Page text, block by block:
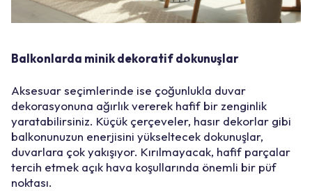
Balkonlarda minik dekoratif dokunuşlar
Aksesuar seçimlerinde ise çoğunlukla duvar
dekorasyonuna ağırlık vererek hafif bir zenginlik
yaratabilirsiniz. Küçük çerçeveler, hasır dekorlar gibi
balkonunuzun enerjisini yükseltecek dokunuşlar,
duvarlara çok yakışıyor. Kırılmayacak, hafif parçalar
tercih etmek açık hava koşullarında önemli bir püf
noktası.